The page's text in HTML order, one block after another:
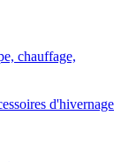
chauffage,
d'hivernage